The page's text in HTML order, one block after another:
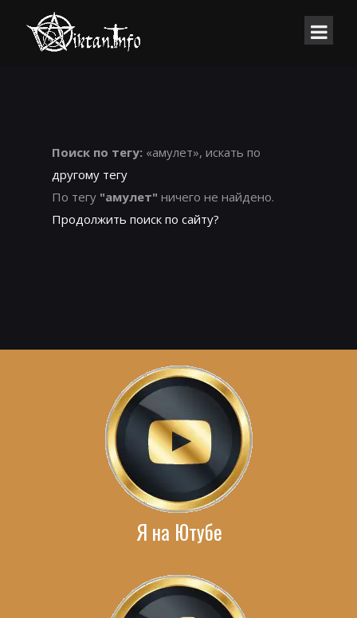
Поиск по тегу: «амулет», искать по
другому тегу
По тегу "амулет" ничего не найдено.
Продолжить поиск по сайту?
Я на Ютубе